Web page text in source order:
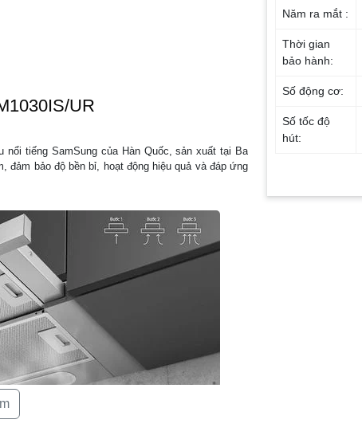
UR
nổi tiếng SamSung của Hàn Quốc, sản xuất tại Ba
bảo độ bền bỉ, hoạt động hiệu quả và đáp ứng
Năm ra mắt :
Thời gian
bảo hành:
Số động cơ:
Số tốc độ
hút: